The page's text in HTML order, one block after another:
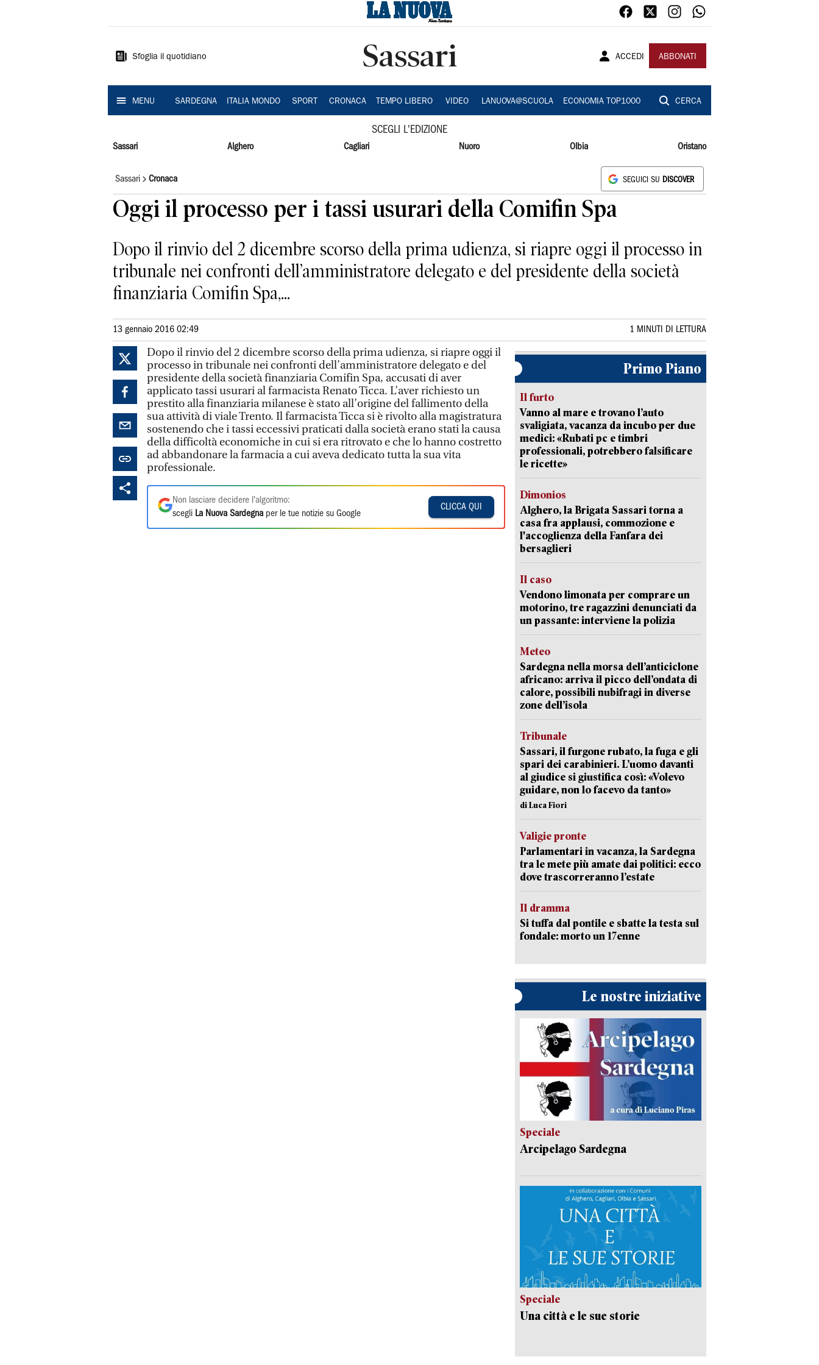
Sardegna
Sfoglia il quotidiano Sassari ACCEDI ABBONATI
MENU SARDEGNA ITALIA MONDO SPORT CRONACA TEMPO LIBERO VIDEO LANUOVA@SCUOLA ECONOMIA TOP1000 CERCA
SCEGLI L'EDIZIONE
Sassari Alghero Cagliari Nuoro Olbia Oristano
Sassari Cronaca SEGUICI SU DISCOVER
Oggi il processo per i tassi usurari della Comifin Spa
Dopo il rinvio del 2 dicembre scorso della prima udienza, si riapre oggi il processo in
tribunale nei confronti dell’amministratore delegato e del presidente della società
finanziaria Comifin Spa,...
13 gennaio 2016 02:49 1 MINUTI DI LETTURA
Dopo il rinvio del 2 dicembre scorso della prima udienza, si riapre oggi il
processo in tribunale nei confronti dell’amministratore delegato e del
presidente della società finanziaria Comifin Spa, accusati di aver
applicato tassi usurari al farmacista Renato Ticca. L’aver richiesto un
prestito alla finanziaria milanese è stato all’origine del fallimento della
sua attività di viale Trento. Il farmacista Ticca si è rivolto alla magistratura
sostenendo che i tassi eccessivi praticati dalla società erano stati la causa
della difficoltà economiche in cui si era ritrovato e che lo hanno costretto
ad abbandonare la farmacia a cui aveva dedicato tutta la sua vita
professionale.
Non lasciare decidere l'algoritmo:
scegli La Nuova Sardegna per le tue notizie su Google
CLICCA QUI
Primo Piano
Il furto
Vanno al mare e trovano l’auto
svaligiata, vacanza da incubo per due
medici: «Rubati pc e timbri
professionali, potrebbero falsificare
le ricette»
Dimonios
Alghero, la Brigata Sassari torna a
casa fra applausi, commozione e
l'accoglienza della Fanfara dei
bersaglieri
Il caso
Vendono limonata per comprare un
motorino, tre ragazzini denunciati da
un passante: interviene la polizia
Meteo
Sardegna nella morsa dell’anticiclone
africano: arriva il picco dell’ondata di
calore, possibili nubifragi in diverse
zone dell’isola
Tribunale
Sassari, il furgone rubato, la fuga e gli
spari dei carabinieri. L’uomo davanti
al giudice si giustifica così: «Volevo
guidare, non lo facevo da tanto»
di Luca Fiori
Valigie pronte
Parlamentari in vacanza, la Sardegna
tra le mete più amate dai politici: ecco
dove trascorreranno l’estate
Il dramma
Si tuffa dal pontile e sbatte la testa sul
fondale: morto un 17enne
Le nostre iniziative
Speciale
Arcipelago Sardegna
Speciale
Una città e le sue storie